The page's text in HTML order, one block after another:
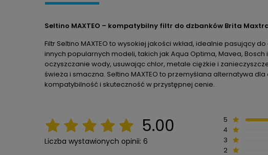
Seltino MAXTEO – kompatybilny filtr do dzbanków Brita
Filtr Seltino MAXTEO to wysokiej jakości wkład, idealnie pasujący
innych popularnych modeli, takich jak Aqua Optima, Mavea, Bosch
oczyszczanie wody, usuwając chlor, metale ciężkie i
świeża i smaczna. Seltino MAXTEO to przemyślana alternatywa
kompatybilność i skuteczność w przystępnej cenie.
5.00
Liczba wystawionych opinii: 6
5
4
3
2